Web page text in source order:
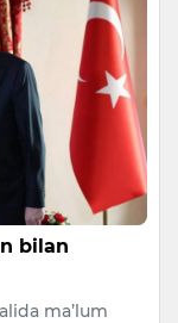
bilan
ma’lum